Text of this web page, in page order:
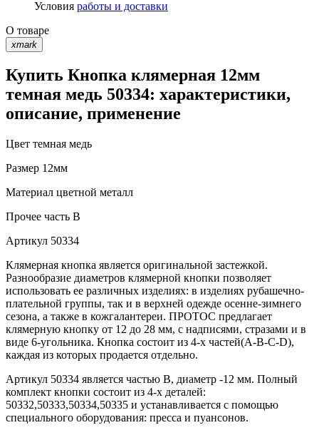
Условия работы и доставки
О товаре
xmark
Купить Кнопка клямерная 12мм
темная медь 50334: характеристики,
описание, применение
Цвет темная медь
Размер 12мм
Материал цветной металл
Прочее часть B
Артикул 50334
Клямерная кнопка является оригинальной застежкой.
Разнообразие диаметров клямерной кнопки позволяет
использовать ее различных изделиях: в изделиях рубашечно-
плательной группы, так и в верхней одежде осенне-зимнего
сезона, а также в кожгалантереи. ПРОТОС предлагает
клямерную кнопку от 12 до 28 мм, с надписями, стразами и в
виде 6-угольника. Кнопка состоит из 4-х частей(А-В-С-D),
каждая из которых продается отдельно.
Артикул 50334 является частью B, диаметр -12 мм. Полный
комплект кнопки состоит из 4-х деталей:
50332,50333,50334,50335 и устанавливается с помощью
специального оборудования: пресса и пуансонов.